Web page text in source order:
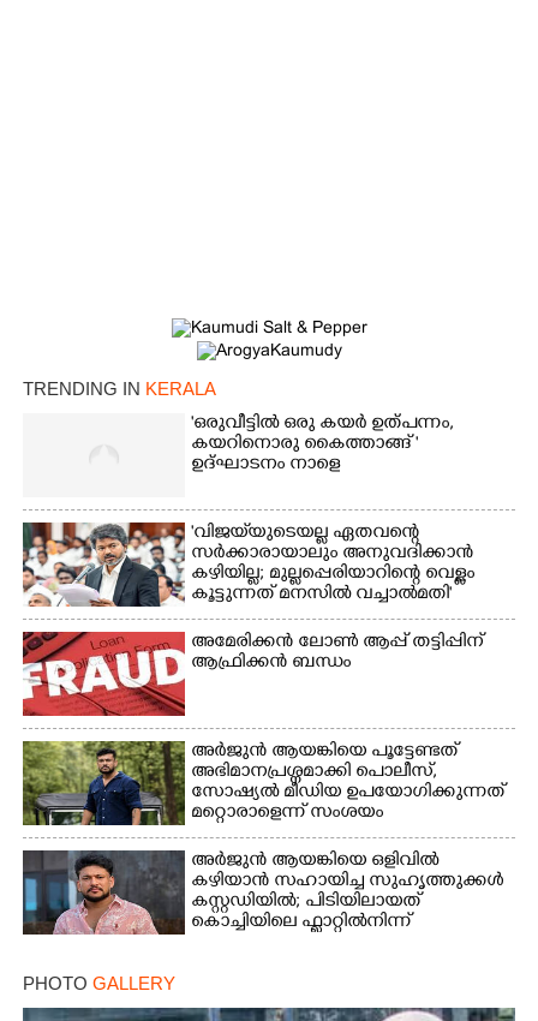
TRENDING IN KERALA
'ഒരുവീട്ടിൽ ഒരു കയർ ഉത്പന്നം,
കയറിനൊരു കൈത്താങ്ങ് '
ഉദ്ഘാടനം നാളെ
'വിജയ്‌യുടെയല്ല ഏതവന്റെ
സർക്കാരായാലും അനുവദിക്കാൻ
കഴിയില്ല; മുല്ലപ്പെരിയാറിന്റെ വെള്ളം
കൂട്ടുന്നത് മനസിൽ വച്ചാൽമതി'
അമേരിക്കൻ ലോൺ ആപ്പ് തട്ടിപ്പിന്
ആഫ്രിക്കൻ ബന്ധം
അർജുൻ ആയങ്കിയെ പൂട്ടേണ്ടത്
അഭിമാനപ്രശ്നമാക്കി പൊലീസ്,
സാേഷ്യൽ മീഡിയ ഉപയോഗിക്കുന്നത്
മറ്റൊരാളെന്ന് സംശയം
അർജുൻ ആയങ്കിയെ ഒളിവിൽ
കഴിയാൻ സഹായിച്ച സുഹൃത്തുക്കൾ
കസ്റ്റഡിയിൽ; പിടിയിലായത്
കൊച്ചിയിലെ ഫ്ലാറ്റിൽനിന്ന്
PHOTO GALLERY